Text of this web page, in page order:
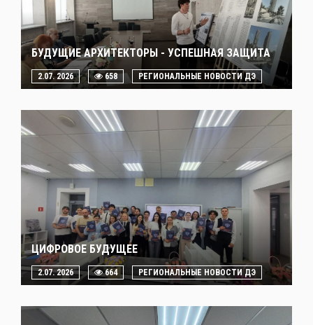
БУДУЩИЕ АРХИТЕКТОРЫ - УСПЕШНАЯ ЗАЩИТА
2.07. 2026 658 РЕГИОНАЛЬНЫЕ НОВОСТИ ДЭ
ЦИФРОВОЕ БУДУЩЕЕ
2.07. 2026 664 РЕГИОНАЛЬНЫЕ НОВОСТИ ДЭ